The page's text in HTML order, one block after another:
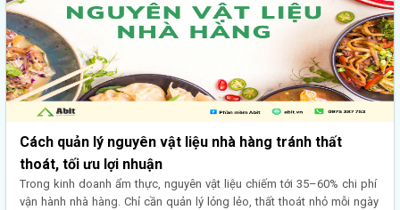
Cách quản lý nguyên vật liệu nhà hàng tránh thất
thoát, tối ưu lợi nhuận
Trong kinh doanh ẩm thực, nguyên vật liệu chiếm tới 35–60% chi phí
vận hành nhà hàng. Chỉ cần quản lý lỏng lẻo, thất thoát nhỏ mỗi ngày